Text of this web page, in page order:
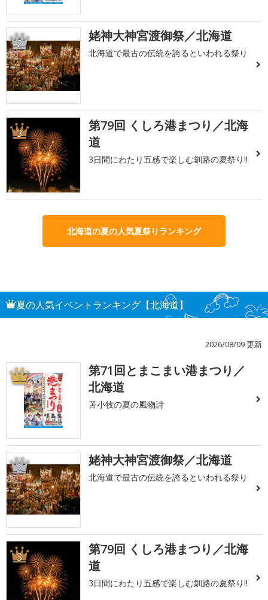
2 姥神大神宮渡御祭／北海道
北海道で最古の伝統を誇るといわれる祭り
3
第79回 くしろ港まつり／北海
道
3日間にわたり五感で楽しむ釧路の夏祭り!!
北海道の夏の人気夏祭りランキング
夏の人気イベントランキング【北海道】
2026/08/09 更新
1
第71回とまこまい港まつり／
北海道
苫小牧の夏の風物詩
2 姥神大神宮渡御祭／北海道
北海道で最古の伝統を誇るといわれる祭り
3
第79回 くしろ港まつり／北海
道
3日間にわたり五感で楽しむ釧路の夏祭り!!